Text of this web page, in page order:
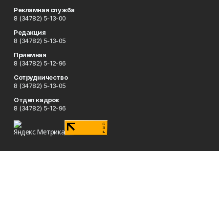
Рекламная служба
8 (34782) 5-13-00
Редакция
8 (34782) 5-13-05
Приемная
8 (34782) 5-12-96
Сотрудничество
8 (34782) 5-13-05
Отдел кадров
8 (34782) 5-12-96